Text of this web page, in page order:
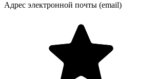
Адрес электронной почты (email)